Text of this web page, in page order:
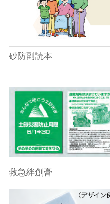
砂防副読本
救急絆創膏